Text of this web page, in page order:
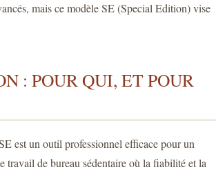
mais ce modèle SE (Special Edition) vise
: POUR QUI, ET POUR
est un outil professionnel efficace pour un
travail de bureau sédentaire où la fiabilité et la